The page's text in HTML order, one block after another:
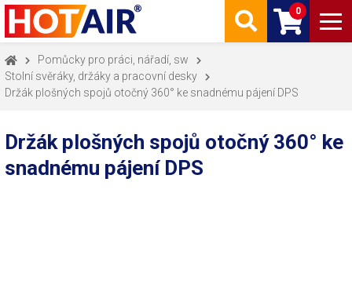
0
Pomůcky pro práci, nářadí, sw
Stolní svěráky, držáky a pracovní desky
Držák plošných spojů otočný 360° ke snadnému pájení DPS
Držák plošných spojů otočný 360° ke
snadnému pájení DPS